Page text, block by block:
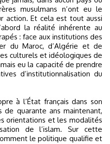
musulmans n’ont eu le
action. Et cela est tout aussi
la réalité inhérente au
: face aux institutions des
du Maroc, d’Algérie et de
culturels et idéologiques de
eu la capacité de prendre
d’institutionnalisation du
à l’État français dans son
de quarante ans maintenant,
orientations et les modalités
de l’islam. Sur cette
le politique qualifie et